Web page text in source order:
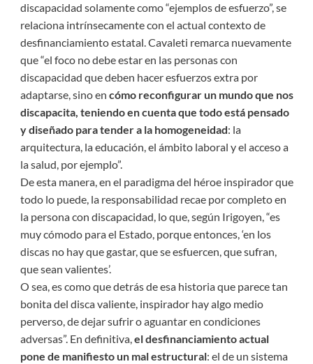
discapacidad solamente como “ejemplos de esfuerzo”, se
relaciona intrínsecamente con el actual contexto de
desfinanciamiento estatal. Cavaleti remarca nuevamente
que “el foco no debe estar en las personas con
discapacidad que deben hacer esfuerzos extra por
adaptarse, sino en cómo reconfigurar un mundo que nos
discapacita, teniendo en cuenta que todo está pensado
y diseñado para tender a la homogeneidad: la
arquitectura, la educación, el ámbito laboral y el acceso a
la salud, por ejemplo”.
De esta manera, en el paradigma del héroe inspirador que
todo lo puede, la responsabilidad recae por completo en
la persona con discapacidad, lo que, según Irigoyen, “es
muy cómodo para el Estado, porque entonces, ‘en los
discas no hay que gastar, que se esfuercen, que sufran,
que sean valientes’.
O sea, es como que detrás de esa historia que parece tan
bonita del disca valiente, inspirador hay algo medio
perverso, de dejar sufrir o aguantar en condiciones
adversas”. En definitiva,el desfinanciamiento actual
pone de manifiesto un mal estructural: el de un sistema